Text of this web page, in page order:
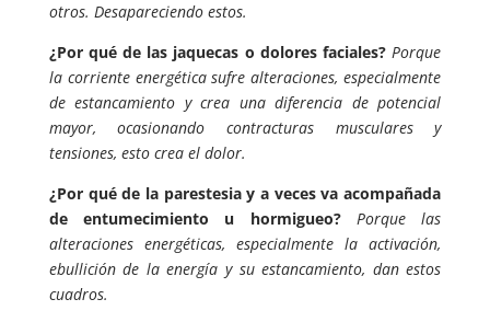
otros. Desapareciendo estos.
¿Por qué de las jaquecas o dolores faciales?Porque
la corriente energética sufre alteraciones, especialmente
de estancamiento y crea una diferencia de potencial
mayor, ocasionando contracturas musculares y
tensiones, esto crea el dolor.
¿Por qué de la parestesia y a veces va acompañada
de entumecimiento u hormigueo? Porque las
alteraciones energéticas, especialmente la activación,
ebullición de la energía y su estancamiento, dan estos
cuadros.